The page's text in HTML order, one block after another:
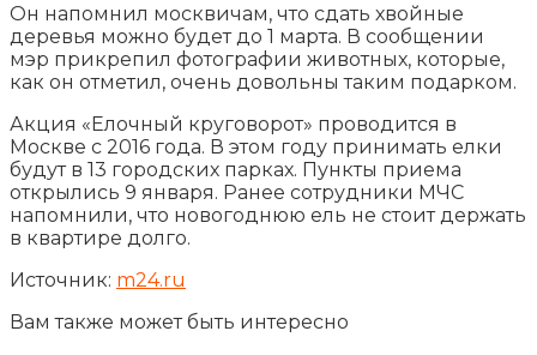
Он напомнил москвичам, что сдать хвойные
деревья можно будет до 1 марта. В сообщении
мэр прикрепил фотографии животных, которые,
как он отметил, очень довольны таким подарком.
Акция «Елочный круговорот» проводится в
Москве с 2016 года. В этом году принимать елки
будут в 13 городских парках. Пункты приема
открылись 9 января. Ранее сотрудники МЧС
напомнили, что новогоднюю ель не стоит держать
в квартире долго.
Источник: m24.ru
Вам также может быть интересно